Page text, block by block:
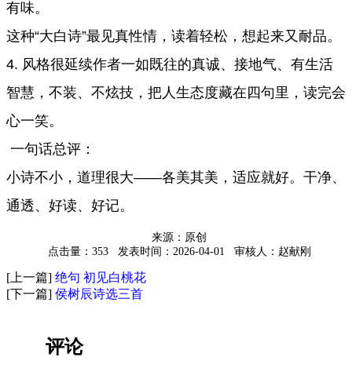
有味。
这种“大白诗”最见真性情，读着轻松，想起来又耐品。
4. 风格很延续作者一如既往的真诚、接地气、有生活
智慧，不装、不炫技，把人生态度藏在四句里，读完会
心一笑。
一句话总评：
小诗不小，道理很大——各美其美，适应就好。干净、
通透、好读、好记。
来源：原创
点击量：353
发表时间：2026-04-01 审核人：赵献刚
[上一篇] 绝句 初见白桃花
[下一篇] 侯树辰诗选三首
评论